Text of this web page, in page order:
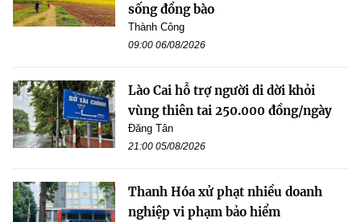
sống đồng bào
Thành Công
09:00 06/08/2026
Lào Cai hỗ trợ người di dời khỏi
vùng thiên tai 250.000 đồng/ngày
Đăng Tân
21:00 05/08/2026
Thanh Hóa xử phạt nhiều doanh
nghiệp vi phạm bảo hiểm